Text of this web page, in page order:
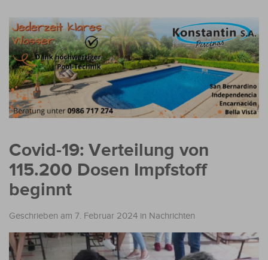
Covid-19: Verteilung von
115.200 Dosen Impfstoff
beginnt
Geschrieben am 7. Februar 2024 in Nachrichten